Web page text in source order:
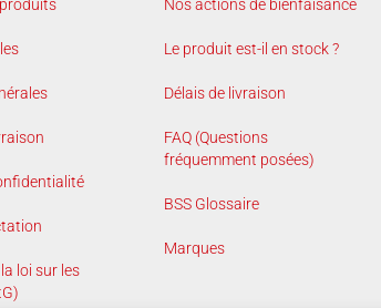
loi sur les
Nos actions de bienfaisance
Le produit est-il en stock ?
Délais de livraison
FAQ (Questions
fréquemment posées)
BSS Glossaire
Marques